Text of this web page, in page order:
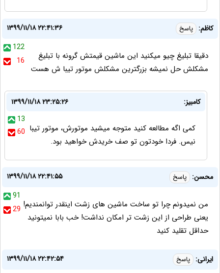
کاظم: پاسخ
۱۳۹۹/۱۱/۱۸ ۲۲:۴۱:۳۶
122
16
دقیقا تبلیغ چیو میکنید این ماشین قیمتش گرونه با تبلیغ
مشکلش حل نمیشه بزرگترین مشکلش موتور تیبا ش هست
کامبیز:
۱۳۹۹/۱۱/۱۸ ۲۳:۲۵:۲۶
13
60 کمی اگه مطالعه کنید متوجه میشید موتورش، موتور تیبا
نیس. فردا خودتون تو صف خریدش خواهید بود.
محسن: پاسخ
۱۳۹۹/۱۱/۱۸ ۲۲:۴۱:۵۵
91
29 من نمیدونم چرا تو ساخت ماشین های زشت اینقدر توانمندیم!
یعنی طراحی از این زشت تر امکان نداشت! خب بابا نمیتونید
حداقل تقلید کنید
ایرانی: پاسخ
۱۳۹۹/۱۱/۱۸ ۲۲:۴۲:۵۴